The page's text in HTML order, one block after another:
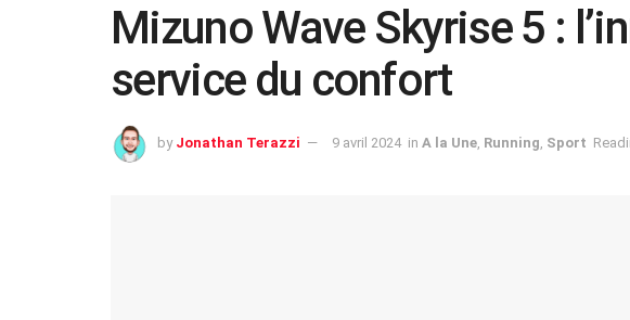
Mizuno Wave Skyrise 5 :
service du confort
by Jonathan Terazzi 9 avril 2024 in A la Une Running Sport